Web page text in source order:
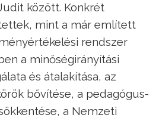
között. Konkrét
mint a már említett
rendszer
a minőségirányítási
és átalakítása, az
bővítése, a pedagógus-
a Nemzeti